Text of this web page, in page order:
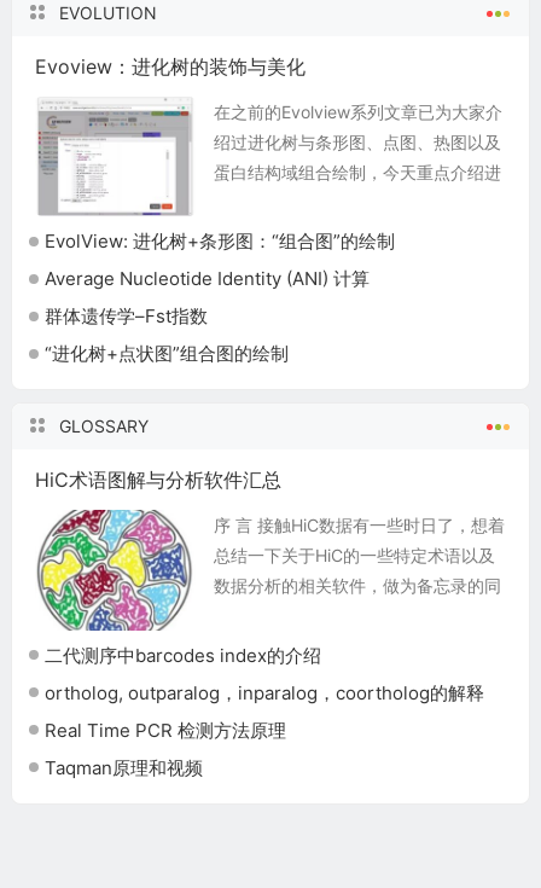
EVOLUTION
Evoview：进化树的装饰与美化
在之前的Evolview系列文章已为大家介
绍过进化树与条形图、点图、热图以及
蛋白结构域组合绘制，今天重点介绍进
如，学习绘制Evolview最美的一个展示
EvolView: 进化树+条形图：“组合图”的绘制
Average Nucleotide Identity (ANI) 计算
群体遗传学–Fst指数
“进化树+点状图”组合图的绘制
GLOSSARY
HiC术语图解与分析软件汇总
序 言 接触HiC数据有一些时日了，想着
总结一下关于HiC的一些特定术语以及
数据分析的相关软件，做为备忘录的同
始，下面的示意图基本完美地展示了那
二代测序中barcodes index的介绍
ortholog, outparalog，inparalog，coortholog的解释
Real Time PCR 检测方法原理
Taqman原理和视频